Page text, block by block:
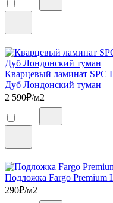
Кварцевый ламинат SPC
Дуб Лондонский туман
2 590₽/м2
Подложка Fargo
290₽/м2